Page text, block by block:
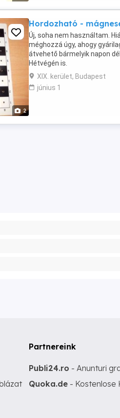
2
Hordozható -
Új, soha nem használtam.
méghozzá úgy, ahogy
átvehető bármelyik napon
Hétvégén is.
XIX. kerület, Budapest
június 1
Partnereink
Publi24.ro - Anunturi
Quoka.de - Kostenlose